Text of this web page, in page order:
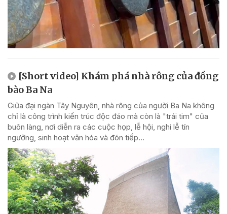
[Short video] Khám phá nhà rông của đồng
bào Ba Na
Giữa đại ngàn Tây Nguyên, nhà rông của người Ba Na không
chỉ là công trình kiến trúc độc đáo mà còn là "trái tim" của
buôn làng, nơi diễn ra các cuộc họp, lễ hội, nghi lễ tín
ngưỡng, sinh hoạt văn hóa và đón tiếp...